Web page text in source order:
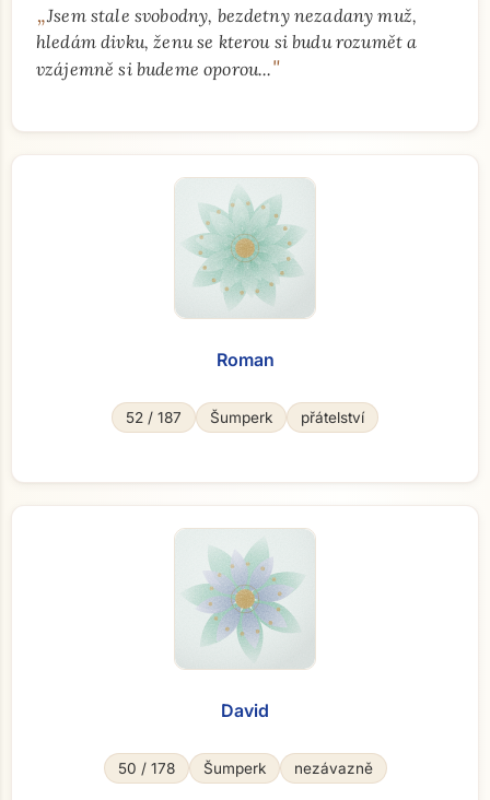
„Jsem stale svobodny, bezdetny nezadany muž,
hledám divku, ženu se kterou si budu rozumět a
vzájemně si budeme oporou..."
Roman
52 / 187 Šumperk přátelství
David
50 / 178 Šumperk nezávazně